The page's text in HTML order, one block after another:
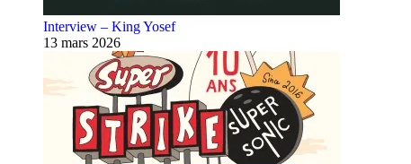
Interview – King Yosef
13 mars 2026